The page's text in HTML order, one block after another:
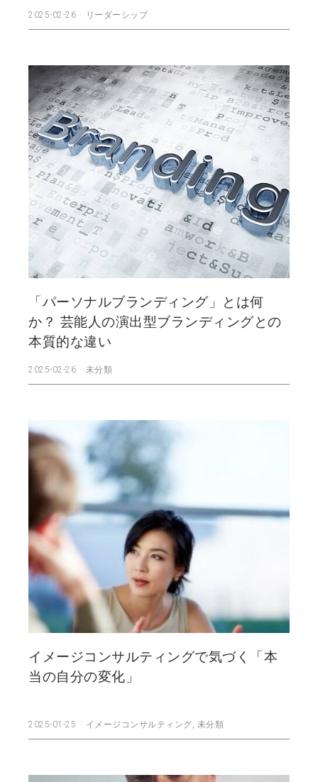
2025-02-26 リーダーシップ
「パーソナルブランディング」とは何
か？ 芸能人の演出型ブランディングとの
本質的な違い
2025-02-26 未分類
イメージコンサルティングで気づく「本
当の自分の変化」
2025-01-25 イメージコンサルティング, 未分類